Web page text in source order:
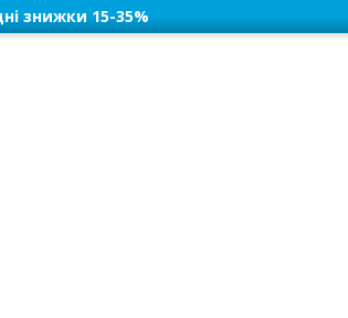
знижки 15-35%